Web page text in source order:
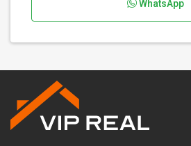
WhatsApp